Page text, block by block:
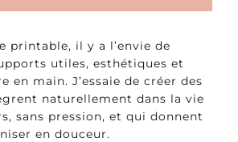
printable, il y a l’envie de
utiles, esthétiques et
en main. J’essaie de créer des
naturellement dans la vie
sans pression, et qui donnent
en douceur.